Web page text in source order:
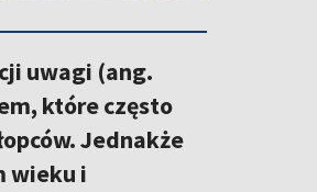
uwagi (ang.
które często
Jednakże
wieku i